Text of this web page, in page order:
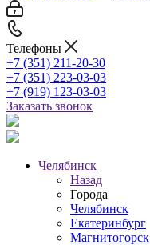
Телефоны
+7 (351) 211-20-30
+7 (351) 223-03-03
+7 (919) 123-03-03
Заказать звонок
Челябинск
Назад
Города
Челябинск
Екатеринбург
Магнитогорск